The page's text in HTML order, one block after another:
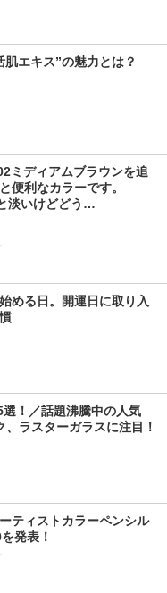
エキス”の魅力とは？
ミディアムブラウンを追
便利なカラーです。
淡いけどどう…
める日。開運日に取り入
！／話題沸騰中の人気
ラスターガラスに注目！
ティストカラーペンシル
発表！